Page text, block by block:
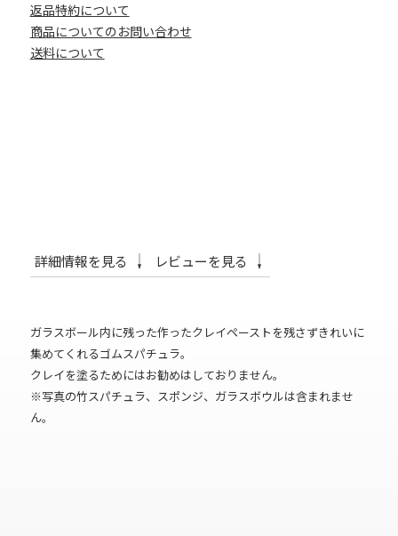
返品特約について
商品についてのお問い合わせ
送料について
詳細情報を見る レビューを見る
ガラスボール内に残った作ったクレイペーストを残さずきれいに
集めてくれるゴムスパチュラ。
クレイを塗るためにはお勧めはしておりません。
※写真の竹スパチュラ、スポンジ、ガラスボウルは含まれませ
ん。